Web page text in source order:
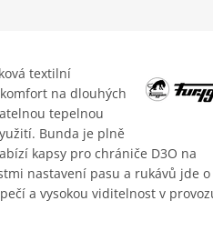
textilní
na dlouhých
tepelnou
Bunda je plně
kapsy pro chrániče D3O na
nastavení pasu a rukávů jde o
a vysokou viditelnost v